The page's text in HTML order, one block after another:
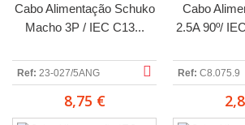
Cabo Alimentação Schuko
Macho 3P / IEC C13...
Ref: 23-027/5ANG
8,75 €
Cabo
2.5A 90º/
Ref: C8.075.9